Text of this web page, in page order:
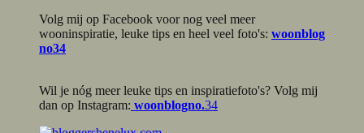
Volg mij op Facebook voor nog veel meer
wooninspiratie, leuke tips en heel veel foto's: woonblog
no34
Wil je nóg meer leuke tips en inspiratiefoto's? Volg mij
dan op Instagram: woonblogno.34